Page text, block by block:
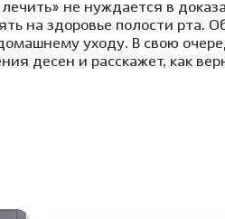
не нуждается в
на здоровье полости рта.
уходу. В свою
десен и расскажет, как